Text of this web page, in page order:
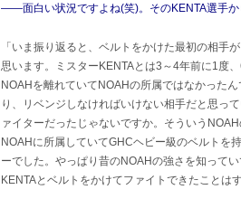
――面白い状況ですよね(笑)。そのKENTA選手か
「いま振り返ると、ベルトをかけた最初の相手
思います。ミスターKENTAとは3～4年前に1度
NOAHを離れていてNOAHの所属ではなかった
り、リベンジしなければいけない相手だと思っ
ァイターだったじゃないですか。そういう
NOAHに所属していてGHCヘビー級のベルトを
ーでした。やっぱり昔のNOAHの強さを知って
KENTAとベルトをかけてファイトできたことは